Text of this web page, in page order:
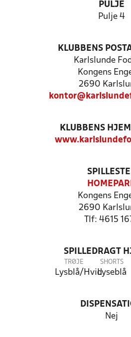
PULJE
Pulje 4
KLUBBENS
Karlslunde
Kongens
2690
KLUBBENS
Kongens
2690
Tlf: 4615
SPILLEDRAGT
TRØJE
Lysblå/Hvid
SHORTS
Lyseblå
Nej